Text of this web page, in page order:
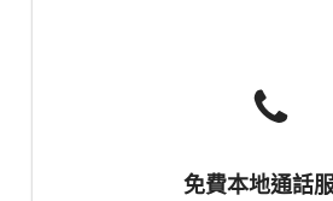
免費本地通話